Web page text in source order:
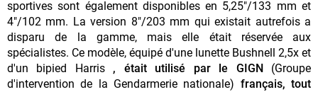
sportives sont également disponibles en 5,25"/133 mm et
4"/102 mm. La version 8"/203 mm qui existait autrefois a
disparu de la gamme, mais elle était réservée aux
spécialistes. Ce modèle, équipé d'une lunette Bushnell 2,5x et
d'un bipied Harris , était utilisé par le GIGN (Groupe
d'intervention de la Gendarmerie nationale) français, tout